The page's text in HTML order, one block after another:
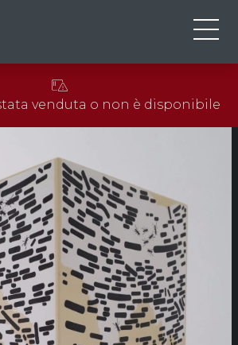
EN
FR
venduta o non è disponibile